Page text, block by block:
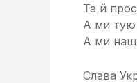
Та й
А ми тую
А ми
Слава